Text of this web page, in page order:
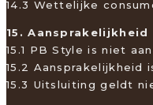
14.3 Wettelijke
15. Aansprakelijkheid
15.1 PB Style is niet
15.2
15.3 Uitsluiting geldt